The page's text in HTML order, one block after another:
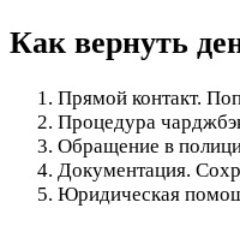
Как вернуть
Прямой контакт.
Процедура
Обращение в
Документация.
Юридическая